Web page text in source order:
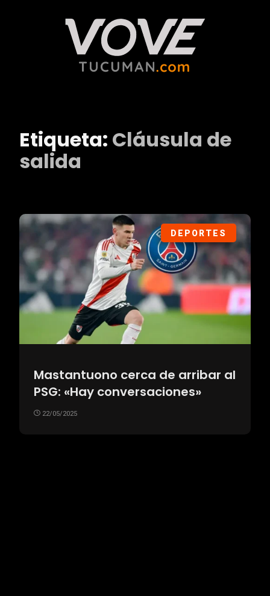
Etiqueta: Cláusula de
salida
DEPORTES
Mastantuono cerca de arribar al
PSG: «Hay conversaciones»
22/05/2025